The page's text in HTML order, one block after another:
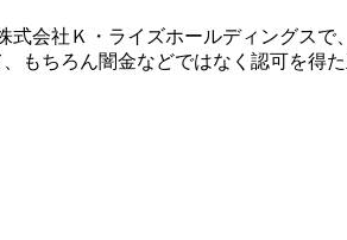
会社Ｋ・ライズホールディングスで
もちろん闇金などではなく認可を得た